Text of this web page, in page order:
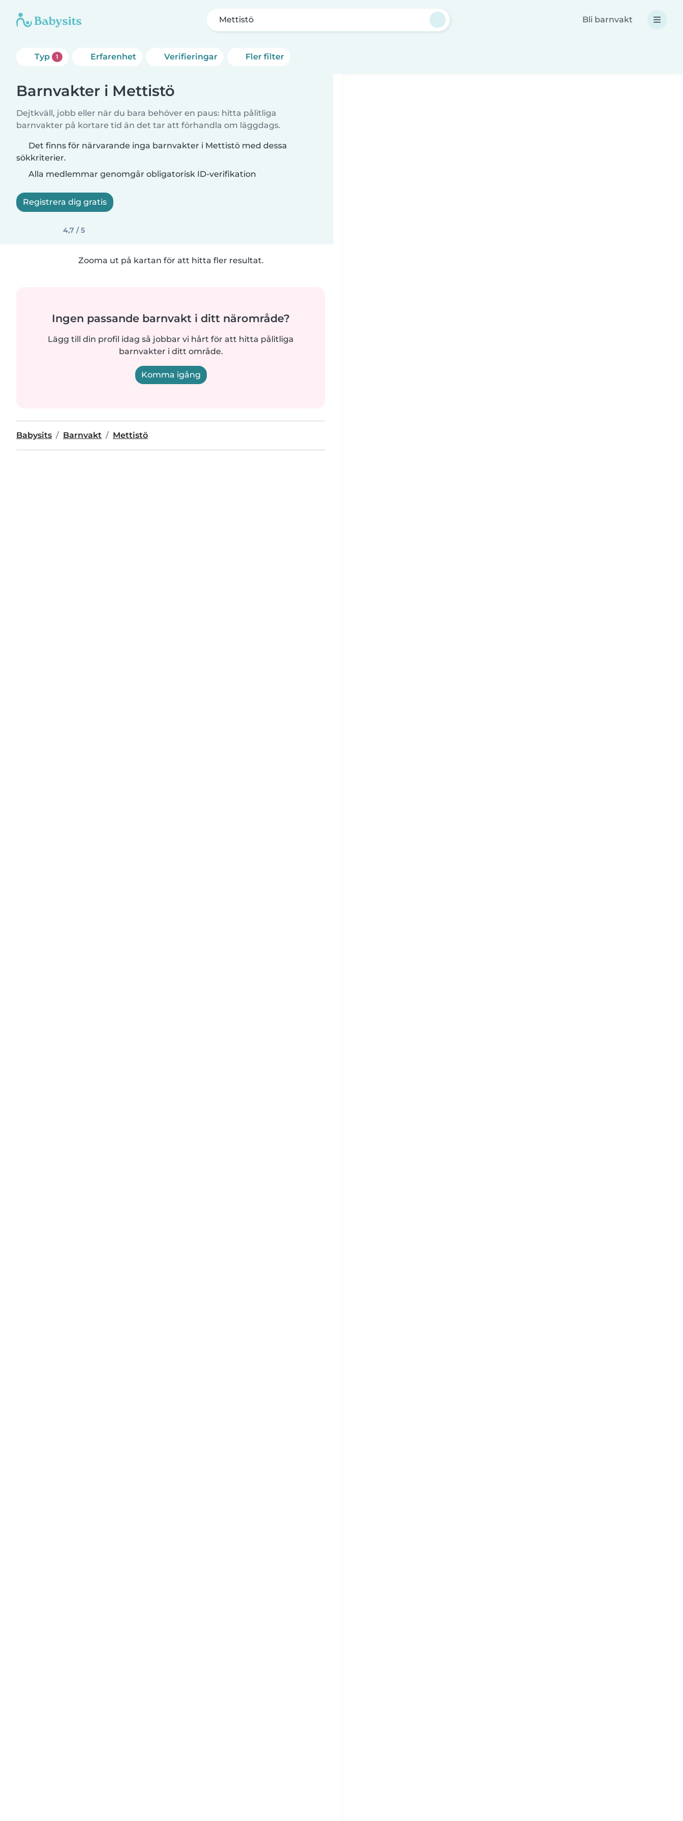
Mettistö Bli barnvakt
Typ 1 Erfarenhet Verifieringar Fler filter
Barnvakter i Mettistö
Dejtkväll, jobb eller när du bara behöver en paus: hitta pålitliga
barnvakter på kortare tid än det tar att förhandla om läggdags.
Det finns för närvarande inga barnvakter i Mettistö med dessa
sökkriterier.
Alla medlemmar genomgår obligatorisk ID-verifikation
Registrera dig gratis
4,7 / 5
Zooma ut på kartan för att hitta fler resultat.
Ingen passande barnvakt i ditt närområde?
Lägg till din profil idag så jobbar vi hårt för att hitta pålitliga
barnvakter i ditt område.
Komma igång
Babysits Barnvakt Mettistö